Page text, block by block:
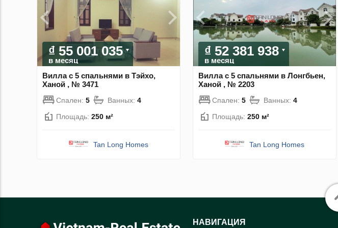
₫ 55 001 035
в месяц
Вилла с 5 спальнями в Тэйхо,
Ханой , № 3471
Спален: 5 Ванных: 4
Площадь: 250 м²
Tan Long Homes
₫ 52 381 938
в месяц
Вилла с 5 спальнями в Лонгбьен,
Ханой , № 2203
Спален: 5 Ванных: 4
Площадь: 250 м²
Tan Long Homes
НАВИГАЦИЯ